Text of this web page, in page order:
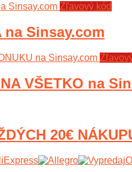
Zľavový kód
na Sinsay.com
VŠETKO na
20€